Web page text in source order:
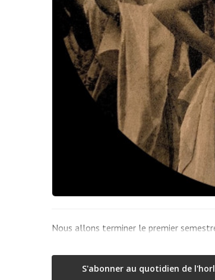
Nous allons terminer le premier
S'abonner au quotidien de